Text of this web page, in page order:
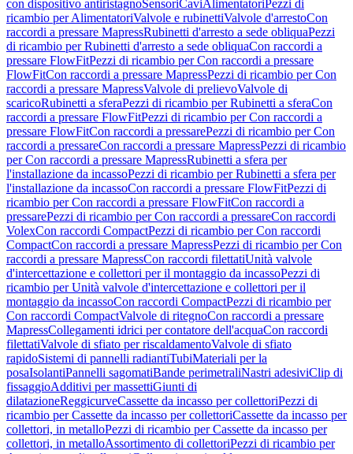
con dispositivo antiristagnoSensoriCaviAlimentatori Pezzi di
ricambio per AlimentatoriValvole e rubinettiValvole d'arrestoCon
raccordi a pressare MapressRubinetti d'arresto a sede obliquaPezzi
di ricambio per Rubinetti d'arresto a sede obliquaCon raccordi a
pressare FlowFitPezzi di ricambio per Con raccordi a pressare
FlowFitCon raccordi a pressare MapressPezzi di ricambio per Con
raccordi a pressare MapressValvole di prelievoValvole di
scaricoRubinetti a sferaPezzi di ricambio per Rubinetti a sferaCon
raccordi a pressare FlowFitPezzi di ricambio per Con raccordi a
pressare FlowFitCon raccordi a pressarePezzi di ricambio per Con
raccordi a pressareCon raccordi a pressare MapressPezzi di ricambio
per Con raccordi a pressare MapressRubinetti a sfera per
l'installazione da incassoPezzi di ricambio per Rubinetti a sfera per
l'installazione da incassoCon raccordi a pressare FlowFitPezzi di
ricambio per Con raccordi a pressare FlowFitCon raccordi a
pressarePezzi di ricambio per Con raccordi a pressareCon raccordi
VolexCon raccordi CompactPezzi di ricambio per Con raccordi
CompactCon raccordi a pressare MapressPezzi di ricambio per Con
raccordi a pressare MapressCon raccordi filettatiUnità valvole
d'intercettazione e collettori per il montaggio da incassoPezzi di
ricambio per Unità valvole d'intercettazione e collettori per il
montaggio da incassoCon raccordi CompactPezzi di ricambio per
Con raccordi CompactValvole di ritegnoCon raccordi a pressare
MapressCollegamenti idrici per contatore dell'acquaCon raccordi
filettatiValvole di sfiato per riscaldamentoValvole di sfiato
rapidoSistemi di pannelli radiantiTubiMateriali per la
posaIsolantiPannelli sagomatiBande perimetraliNastri adesiviClip di
fissaggioAdditivi per massettiGiunti di
dilatazioneReggicurveCassette da incasso per collettoriPezzi di
ricambio per Cassette da incasso per collettoriCassette da incasso per
collettori, in metalloPezzi di ricambio per Cassette da incasso per
collettori, in metalloAssortimento di collettoriPezzi di ricambio per